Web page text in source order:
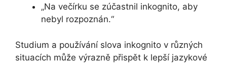
„Na večírku se zúčastnil inkognito, aby
nebyl rozpoznán.“
Studium a používání slova inkognito v různých
situacích může výrazně přispět k lepší jazykové